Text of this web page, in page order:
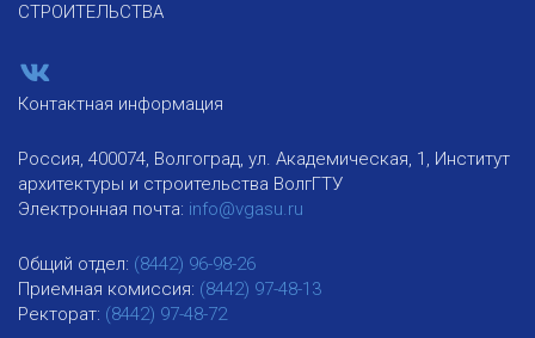
СТРОИТЕЛЬСТВА
Контактная информация
Россия, 400074, Волгоград, ул. Академическая, 1, Институт
архитектуры и строительства ВолгГТУ
Электронная почта: info@vgasu.ru
Общий отдел: (8442) 96-98-26
Приемная комиссия: (8442) 97-48-13
Ректорат: (8442) 97-48-72